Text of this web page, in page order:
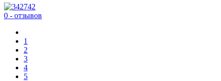
0 - отзывов
1
2
3
4
5